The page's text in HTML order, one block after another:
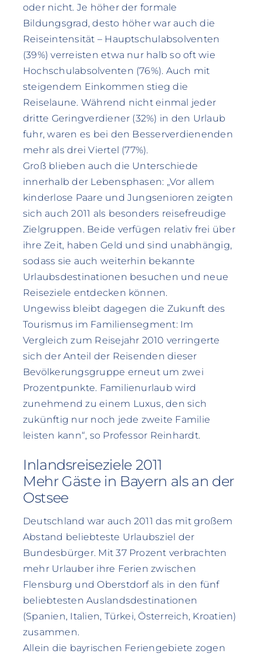
oder nicht. Je höher der formale
Bildungsgrad, desto höher war auch die
Reiseintensität – Hauptschulabsolventen
(39%) verreisten etwa nur halb so oft wie
Hochschulabsolventen (76%). Auch mit
steigendem Einkommen stieg die
Reiselaune. Während nicht einmal jeder
dritte Geringverdiener (32%) in den Urlaub
fuhr, waren es bei den Besserverdienenden
mehr als drei Viertel (77%).
Groß blieben auch die Unterschiede
innerhalb der Lebensphasen: „Vor allem
kinderlose Paare und Jungsenioren zeigten
sich auch 2011 als besonders reisefreudige
Zielgruppen. Beide verfügen relativ frei über
ihre Zeit, haben Geld und sind unabhängig,
sodass sie auch weiterhin bekannte
Urlaubsdestinationen besuchen und neue
Reiseziele entdecken können.
Ungewiss bleibt dagegen die Zukunft des
Tourismus im Familiensegment: Im
Vergleich zum Reisejahr 2010 verringerte
sich der Anteil der Reisenden dieser
Bevölkerungsgruppe erneut um zwei
Prozentpunkte. Familienurlaub wird
zunehmend zu einem Luxus, den sich
zukünftig nur noch jede zweite Familie
leisten kann“, so Professor Reinhardt.
Inlandsreiseziele 2011
Mehr Gäste in Bayern als an der
Ostsee
Deutschland war auch 2011 das mit großem
Abstand beliebteste Urlaubsziel der
Bundesbürger. Mit 37 Prozent verbrachten
mehr Urlauber ihre Ferien zwischen
Flensburg und Oberstdorf als in den fünf
beliebtesten Auslandsdestinationen
(Spanien, Italien, Türkei, Österreich, Kroatien)
zusammen.
Allein die bayrischen Feriengebiete zogen